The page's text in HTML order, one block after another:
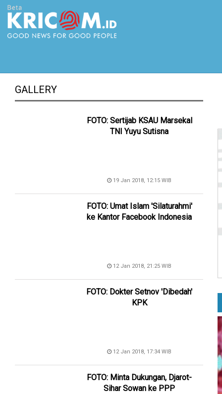
GALLERY
FOTO: Sertijab KSAU Marsekal
TNI Yuyu Sutisna
19 Jan 2018, 12:15 WIB
FOTO: Umat Islam 'Silaturahmi'
ke Kantor Facebook Indonesia
12 Jan 2018, 21:25 WIB
FOTO: Dokter Setnov 'Dibedah'
KPK
12 Jan 2018, 17:34 WIB
FOTO: Minta Dukungan, Djarot-
Sihar Sowan ke PPP